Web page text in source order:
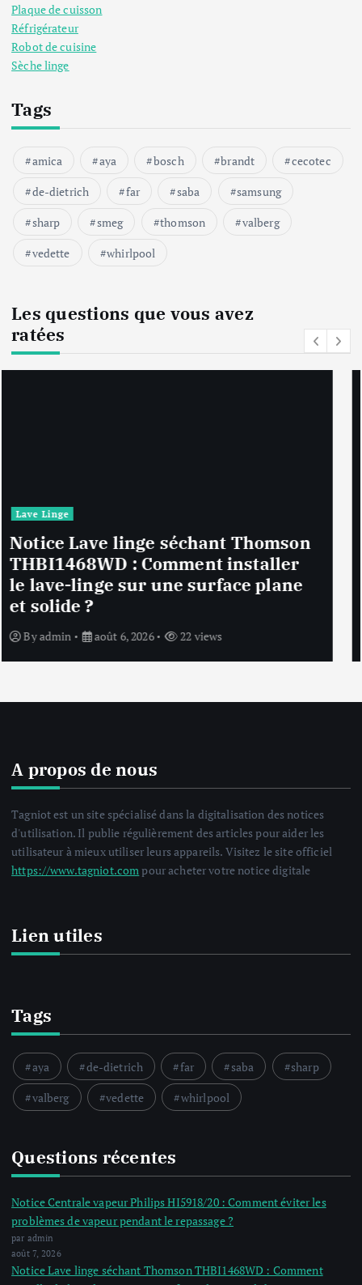
Plaque de cuisson
Réfrigérateur
Robot de cuisine
Sèche linge
Tags
amica aya bosch brandt
cecotec
de-dietrich
far saba
samsung
sharp
smeg thomson
valberg
vedette
whirlpool
Les questions que vous avez
ratées
Lave Linge
Notice Lave linge F94841WH LG
F94841WH : Que faire si la machine
affiche une erreur inconnue ?
Byadmin août 6, 2026 24 views
A propos de nous
Tagniot est un site spécialisé dans la digitalisation des notices
d'utilisation. Il publie régulièrement des articles pour aider les
utilisateur à mieux utiliser leurs appareils. Visitez le site officiel
https://www.tagniot.com pour acheter votre notice digitale
Lien utiles
Tags
aya de-dietrich far saba
sharp
valberg
vedette whirlpool
Questions récentes
Notice Centrale vapeur Philips HI5918/20 : Comment éviter les
problèmes de vapeur pendant le repassage ?
par admin
août 7, 2026
Notice Lave linge séchant Thomson THBI1468WD : Comment